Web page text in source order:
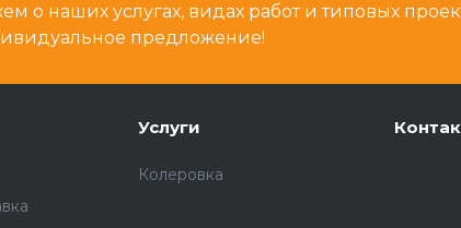
о наших услугах, видах работ и типовых
предложение!
Услуги
Колеровка